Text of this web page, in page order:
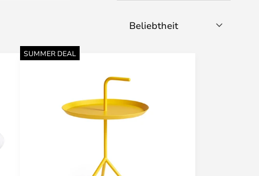
SUMMER DEAL